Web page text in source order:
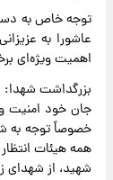
توجه خاص به
عاشورا به
اهمیت ویژه‌ای
بزرگداشت
جان خود امنیت و
خصوصاً توجه به
همه هیئات
شهید، از